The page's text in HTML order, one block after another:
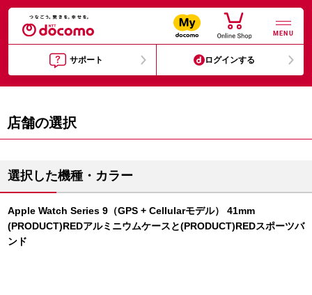
MENU
サポート ログインする
店舗の選択
選択した機種・カラー
Apple Watch Series 9（GPS + Cellularモデル） 41mm
(PRODUCT)REDアルミニウムケースと(PRODUCT)REDスポーツバ
ンド